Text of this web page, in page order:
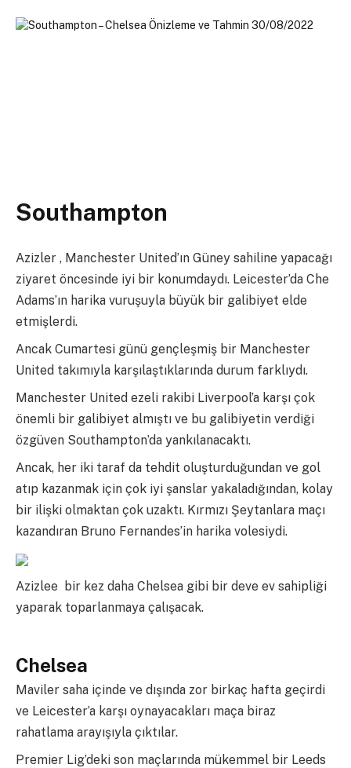
Southampton
Azizler , Manchester United’ın Güney sahiline yapacağı
ziyaret öncesinde iyi bir konumdaydı. Leicester’da Che
Adams’ın harika vuruşuyla büyük bir galibiyet elde
etmişlerdi.
Ancak Cumartesi günü gençleşmiş bir Manchester
United takımıyla karşılaştıklarında durum farklıydı.
Manchester United ezeli rakibi Liverpool’a karşı çok
önemli bir galibiyet almıştı ve bu galibiyetin verdiği
özgüven Southampton’da yankılanacaktı.
Ancak, her iki taraf da tehdit oluşturduğundan ve gol
atıp kazanmak için çok iyi şanslar yakaladığından, kolay
bir ilişki olmaktan çok uzaktı. Kırmızı Şeytanlara maçı
kazandıran Bruno Fernandes’in harika volesiydi.
Azizlee bir kez daha Chelsea gibi bir deve ev sahipliği
yaparak toparlanmaya çalışacak.
Chelsea
Maviler saha içinde ve dışında zor birkaç hafta geçirdi
ve Leicester’a karşı oynayacakları maça biraz
rahatlama arayışıyla çıktılar.
Premier Lig’deki son maçlarında mükemmel bir Leeds